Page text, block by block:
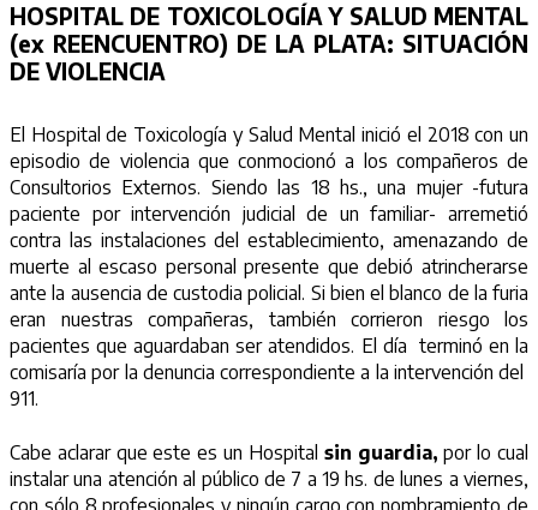
HOSPITAL DE TOXICOLOGÍA Y SALUD MENTAL
(ex REENCUENTRO) DE LA PLATA: SITUACIÓN
DE VIOLENCIA
El Hospital de Toxicología y Salud Mental inició el 2018 con un
episodio de violencia que conmocionó a los compañeros de
Consultorios Externos. Siendo las 18 hs., una mujer -futura
paciente por intervención judicial de un familiar- arremetió
contra las instalaciones del establecimiento, amenazando de
muerte al escaso personal presente que debió atrincherarse
ante la ausencia de custodia policial. Si bien el blanco de la furia
eran nuestras compañeras, también corrieron riesgo los
pacientes que aguardaban ser atendidos. El día terminó en la
comisaría por la denuncia correspondiente a la intervención del
911.
Cabe aclarar que este es un Hospital sin guardia, por lo cual
instalar una atención al público de 7 a 19 hs. de lunes a viernes,
con sólo 8 profesionales y ningún cargo con nombramiento de